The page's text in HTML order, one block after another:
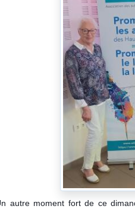
autre moment fort de ce